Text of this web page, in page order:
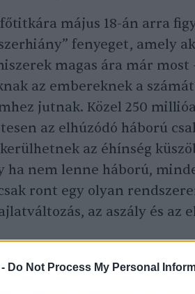
Do Not Process My Personal
május 18-án arra
fenyeget, amely
magas ára már most
az embereknek a
jutnak. Közel 250
az elhúzódó háború
az éhínség
ha nem lenne háború,
ront egy olyan
az aszály és az